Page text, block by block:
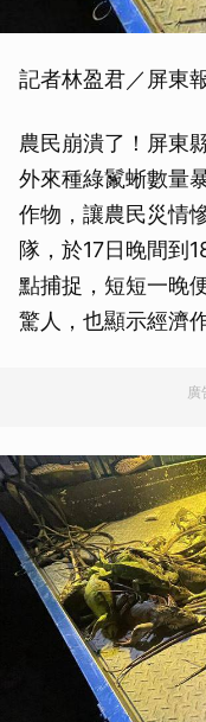
記者林盈君／屏東
農民崩潰了！屏東
外來種綠鬣蜥數量
作物，讓農民災情
隊，於17日晚間到
點捕捉，短短一晚
驚人，也顯示經濟
廣